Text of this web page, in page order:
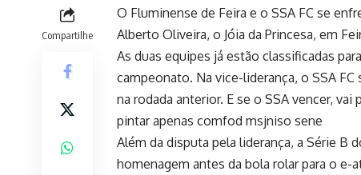
Compartilhe
O Fluminense de Feira e o SSA FC se
Alberto Oliveira, o Jóia da Princesa, em
As duas equipes já estão classificadas
campeonato. Na vice-liderança, o SSA
na rodada anterior. E se o SSA vencer,
pintar apenas comfod msjniso sene
Além da disputa pela liderança, a Série B
homenagem antes da bola rolar para o e-